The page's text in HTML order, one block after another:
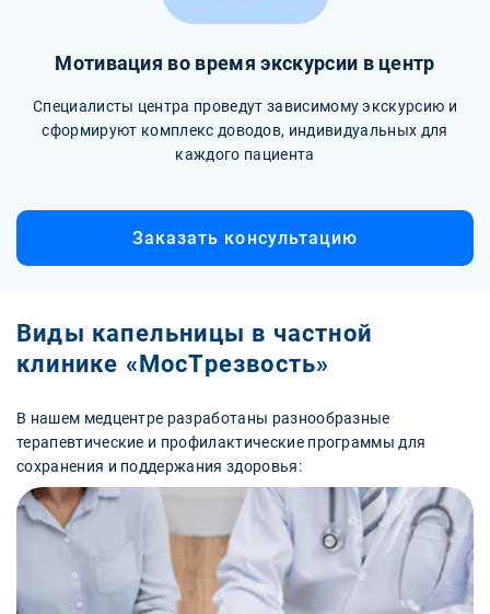
Мотивация во время экскурсии в центр
Специалисты центра проведут зависимому экскурсию и
сформируют комплекс доводов, индивидуальных для
каждого пациента
Заказать консультацию
Виды капельницы в частной
клинике «МосТрезвость»
В нашем медцентре разработаны разнообразные
терапевтические и профилактические программы для
сохранения и поддержания здоровья: